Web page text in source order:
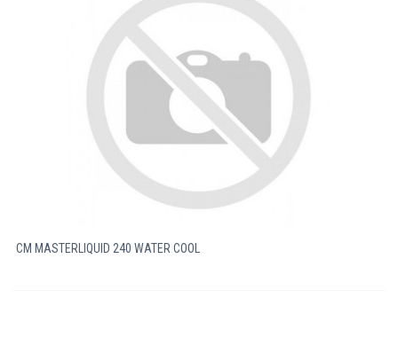
CM MASTERLIQUID 240 WATER COOL